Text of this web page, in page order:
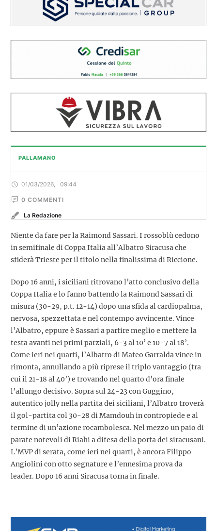
PALLAMANO
01/03/2026 09:44
0 COMMENTI
La Redazione
Niente da fare per la Raimond Sassari. I rossoblù cedono
in semifinale di Coppa Italia all’Albatro Siracusa che
sfiderà Trieste per il titolo nella finalissima di Riccione.
Dopo 16 anni, i siciliani ritrovano l’atto conclusivo della
Coppa Italia e lo fanno battendo la Raimond Sassari di
misura (30-29, p.t. 12-14) dopo una sfida al cardiopalma,
nervosa, spezzettata e nel contempo avvincente. Vince
l’Albatro, eppure è Sassari a partire meglio e mettere la
testa avanti nei primi parziali, 6-3 al 10’ e 10-7 al 18’.
Come ieri nei quarti, l’Albatro di Mateo Garralda vince in
rimonta, annullando a più riprese il triplo vantaggio (tra
cui il 21-18 al 40’) e trovando nel quarto d’ora finale
l’allungo decisivo. Sopra sul 24-23 con Guggino,
autentico jolly nella partita dei siciliani, l’Albatro troverà
il gol-partita col 30-28 di Mamdouh in contropiede e al
termine di un’azione rocambolesca. Nel mezzo un paio di
parate notevoli di Riahi a difesa della porta dei siracusani.
L’MVP di serata, come ieri nei quarti, è ancora Filippo
Angiolini con otto segnature e l’ennesima prova da
leader. Dopo 16 anni Siracusa torna in finale.